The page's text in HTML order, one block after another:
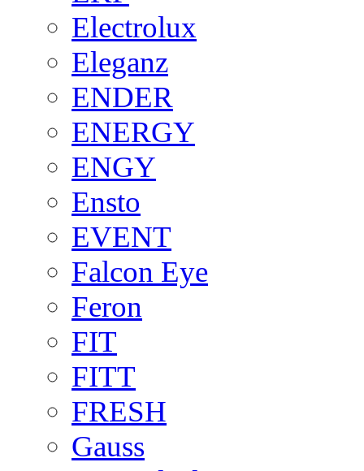
Electrolux
Eleganz
ENDER
ENERGY
ENGY
Ensto
EVENT
Falcon Eye
Feron
FIT
FITT
FRESH
Gauss